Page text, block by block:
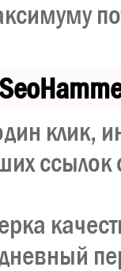
клик,
ссылок